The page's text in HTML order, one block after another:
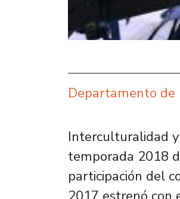
Departamento de
Interculturalidad
temporada 2018
participación del